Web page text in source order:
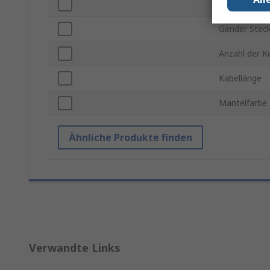
Gender
Gender
Anzahl der
Kabellänge
Mantelfarbe
Ähnliche Produkte finden
Verwandte Links